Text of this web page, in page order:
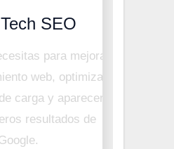
SEO
para mejorar
web, optimizar
carga y aparecer
resultados de